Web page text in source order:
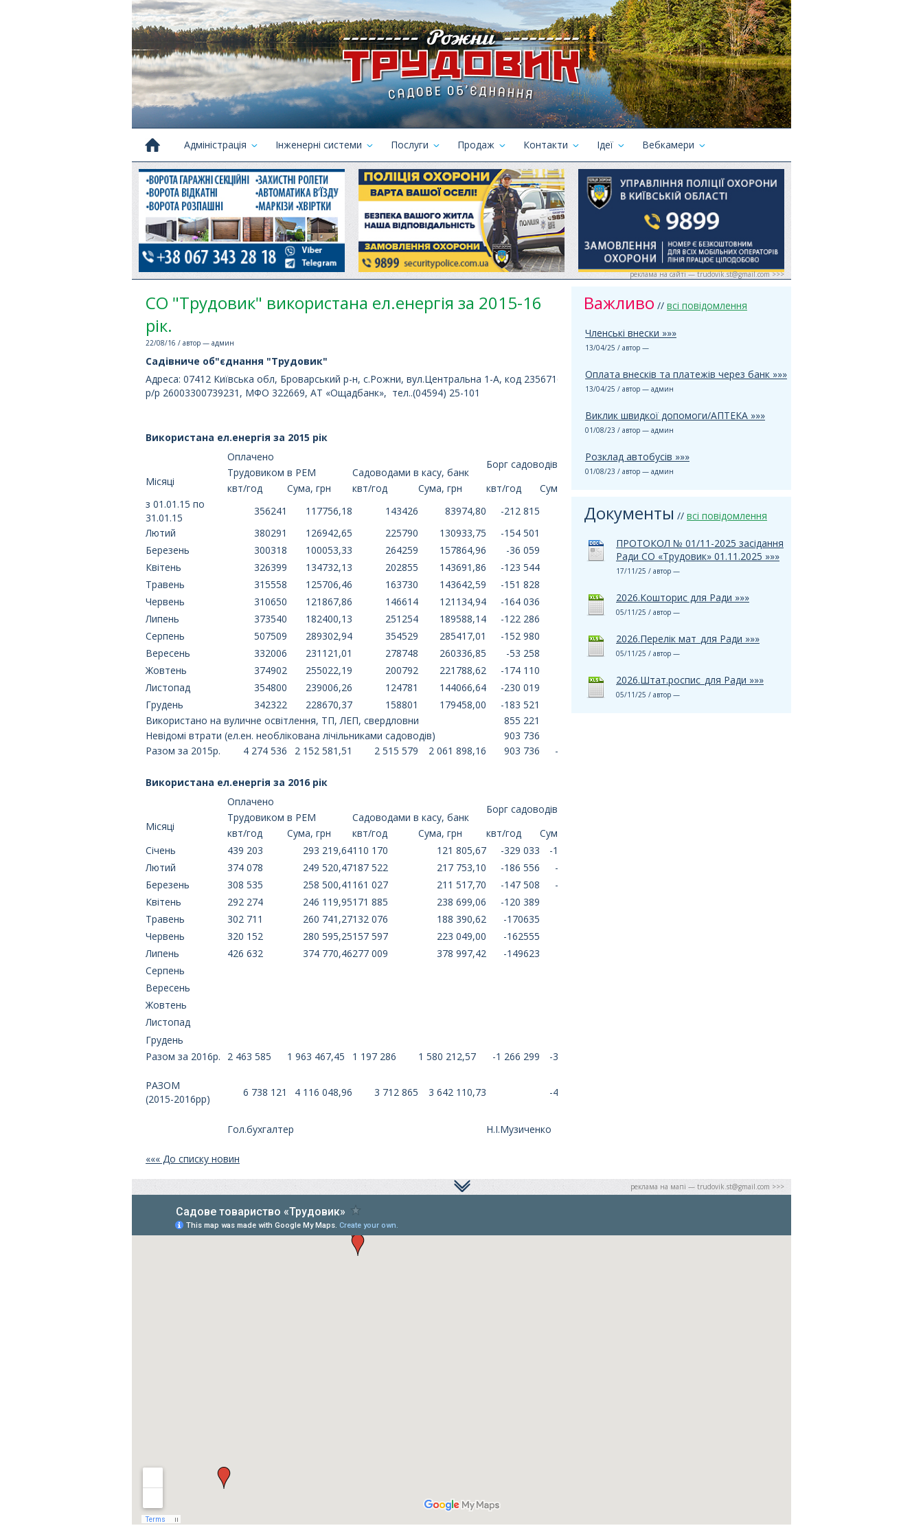
Адміністрація Інженерні системи Послуги Продаж Контакти Ідеї Вебкамери
реклама на сайті — trudovik.st@gmail.com >>>
СО "Трудовик" використана ел.енергія за 2015-16
рік.
22/08/16 / автор — админ
Садівниче об"єднання "Трудовик"
Адреса: 07412 Київська обл, Броварський р-н, с.Рожни, вул.Центральна 1-А, код 23567169,
р/р 26003300739231, МФО 322669, АТ «Ощадбанк», тел..(04594) 25-101
Використана ел.енергія за 2015 рік
Оплачено
Борг садоводів
Місяці
Трудовиком в РЕМ
Садоводами в касу, банк
квт/год
Сума, грн квт/год Сума, грн квт/год
Сума, грн
з 01.01.15 по
31.01.15
356241 117756,18 143426 83974,80 -212 815
-33781,38
Лютий
380291 126942,65 225790 130933,75 -154 501
Березень
300318 100053,33 264259 157864,96 -36 059
57811,63
Квітень
326399 134732,13 202855 143691,86 -123 544
Травень
315558 125706,46 163730 143642,59 -151 828
Червень
310650 121867,86 146614 121134,94 -164 036
-732,92
Липень
373540 182400,13 251254 189588,14 -122 286
7188,01
Серпень
507509 289302,94 354529 285417,01 -152 980
-3885,93
Вересень
332006 231121,01 278748 260336,85 -53 258
29215,84
Жовтень
374902 255022,19 200792 221788,62 -174 110
Листопад
354800 239006,26 124781 144066,64 -230 019
-94939,62
Грудень
342322 228670,37 158801 179458,00 -183 521
Використано на вуличне освітлення, ТП, ЛЕП, свердловни
855 221
Невідомі втрати (ел.ен. необлікована лічільниками садоводів)
903 736
Разом за 2015р.
4 274 536 2 152 581,51 2 515 579 2 061 898,16 903 736 -90 683,35
Використана ел.енергія за 2016 рік
Оплачено
Борг садоводів
Місяці
Трудовиком в РЕМ
Садоводами в касу, банк
квт/год
Сума, грн квт/год Сума, грн квт/год
Сума, грн
Січень
439 203 293 219,64110 170 121 805,67 -329 033
-171 413,97
Лютий
374 078 249 520,47187 522 217 753,10 -186 556
-31 767,37
Березень
308 535 258 500,41 161 027 211 517,70 -147 508
-46 982,71
Квітень
292 274 246 119,95171 885 238 699,06 -120 389
Травень
302 711 260 741,27132 076 188 390,62 -170635
Червень
320 152 280 595,25157 597 223 049,00 -162555
Липень
426 632 374 770,46277 009 378 997,42 -149623
Серпень
Вересень
Жовтень
Листопад
Грудень
Разом за 2016р.
2 463 585 1 963 467,45 1 197 286 1 580 212,57 -1 266 299 -383 254,88
РАЗОМ
(2015-2016рр)
6 738 121 4 116 048,96 3 712 865 3 642 110,73 -473 938,23
Гол.бухгалтер Н.І.Музиченко
««« До списку новин
Важливо // всі повідомлення
Членські внески »»»
13/04/25 / автор —
Оплата внесків та платежів через банк »»»
13/04/25 / автор — админ
Виклик швидкої допомоги/АПТЕКА »»»
01/08/23 / автор — админ
Розклад автобусів »»»
01/08/23 / автор — админ
Документы // всі повідомлення
ПРОТОКОЛ № 01/11-2025 засідання
Ради СО «Трудовик» 01.11.2025 »»»
17/11/25 / автор —
2026.Кошторис для Ради »»»
05/11/25 / автор —
2026.Перелік мат_для Ради »»»
05/11/25 / автор —
2026.Штат.роспис_для Ради »»»
05/11/25 / автор —
реклама на мапі — trudovik.st@gmail.com >>>